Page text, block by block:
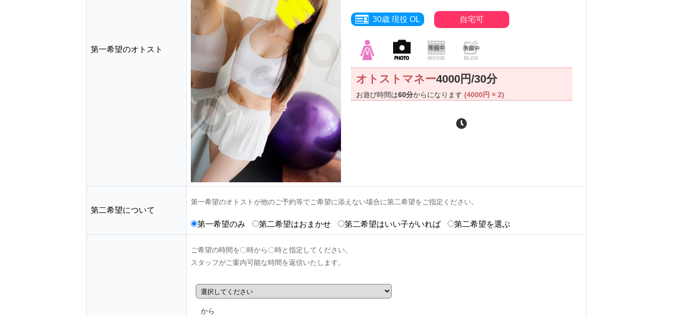
第一希望のオトスト
30歳 現役 OL 自宅可
オトストマネー4000円/30分
お遊び時間は60分からになります (4000円 × 2)
第二希望について
第一希望のオトストが他のご予約等でご希望に添えない場合に第二希望をご指定ください。
第一希望のみ 第二希望はおまかせ 第二希望はいい子がいれば 第二希望を選ぶ
ご希望の時間を〇時から〇時と指定してください。
スタッフがご案内可能な時間を返信いたします。
から